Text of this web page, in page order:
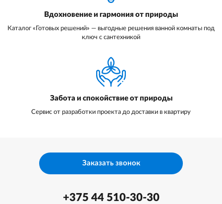
Вдохновение и гармония от природы
Каталог «Готовых решений» — выгодные решения ванной комнаты под
ключ с сантехникой
Забота и спокойствие от природы
Сервис от разработки проекта до доставки в квартиру
+375 44 510-30-30
Заказать звонок